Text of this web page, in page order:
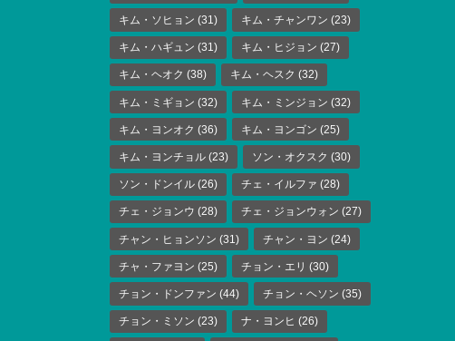
キム・ソヒョン (31) キム・チャンワン (23)
キム・ハギュン (31) キム・ヒジョン (27)
キム・ヘオク (38) キム・ヘスク (32)
キム・ミギョン (32) キム・ミンジョン (32)
キム・ヨンオク (36) キム・ヨンゴン (25)
キム・ヨンチョル (23) ソン・オクスク (30)
ソン・ドンイル (26) チェ・イルファ (28)
チェ・ジョンウ (28) チェ・ジョンウォン (27)
チャン・ヒョンソン (31) チャン・ヨン (24)
チャ・ファヨン (25) チョン・エリ (30)
チョン・ドンファン (44) チョン・ヘソン (35)
チョン・ミソン (23) ナ・ヨンヒ (26)